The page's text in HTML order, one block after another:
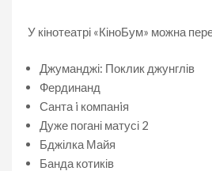
У кінотеатрі «КіноБум» можна
Джуманджі: Поклик джунглів
Фердинанд
Санта i компанiя
Дуже погані матусі 2
Бджілка Майя
Банда котиків